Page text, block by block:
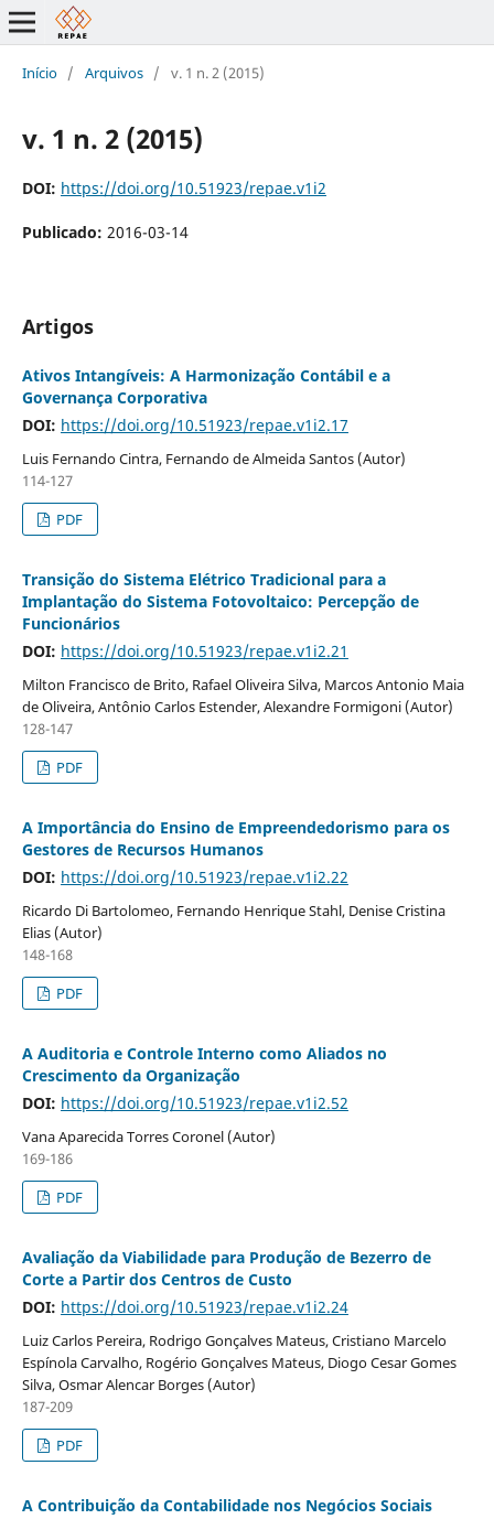
Início / Arquivos / v. 1 n. 2 (2015)
v. 1 n. 2 (2015)
DOI: https://doi.org/10.51923/repae.v1i2
Publicado: 2016-03-14
Artigos
Ativos Intangíveis: A Harmonização Contábil e a
Governança Corporativa
DOI: https://doi.org/10.51923/repae.v1i2.17
Luis Fernando Cintra, Fernando de Almeida Santos (Autor)
114-127
PDF
Transição do Sistema Elétrico Tradicional para a
Implantação do Sistema Fotovoltaico: Percepção de
Funcionários
DOI: https://doi.org/10.51923/repae.v1i2.21
Milton Francisco de Brito, Rafael Oliveira Silva, Marcos Antonio Maia
de Oliveira, Antônio Carlos Estender, Alexandre Formigoni (Autor)
128-147
PDF
A Importância do Ensino de Empreendedorismo para os
Gestores de Recursos Humanos
DOI: https://doi.org/10.51923/repae.v1i2.22
Ricardo Di Bartolomeo, Fernando Henrique Stahl, Denise Cristina
Elias (Autor)
148-168
PDF
A Auditoria e Controle Interno como Aliados no
Crescimento da Organização
DOI: https://doi.org/10.51923/repae.v1i2.52
Vana Aparecida Torres Coronel (Autor)
169-186
PDF
Avaliação da Viabilidade para Produção de Bezerro de
Corte a Partir dos Centros de Custo
DOI: https://doi.org/10.51923/repae.v1i2.24
Luiz Carlos Pereira, Rodrigo Gonçalves Mateus, Cristiano Marcelo
Espínola Carvalho, Rogério Gonçalves Mateus, Diogo Cesar Gomes
Silva, Osmar Alencar Borges (Autor)
187-209
PDF
A Contribuição da Contabilidade nos Negócios Sociais